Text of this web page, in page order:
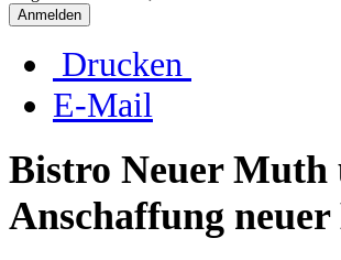
Anmelden
Drucken
E-Mail
Bistro Neuer Muth
Anschaffung